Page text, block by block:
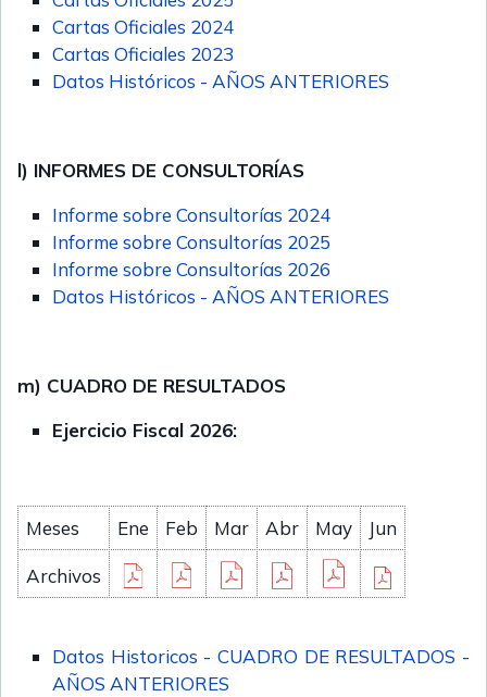
Cartas Oficiales 2024
Cartas Oficiales 2023
Datos Históricos - AÑOS ANTERIORES
l) INFORMES DE CONSULTORÍAS
Informe sobre Consultorías 2024
Informe sobre Consultorías 2025
Informe sobre Consultorías 2026
Datos Históricos - AÑOS ANTERIORES
m) CUADRO DE RESULTADOS
Ejercicio Fiscal 2026:
Meses Ene Feb Mar Abr May Jun
Archivos
Datos Historicos - CUADRO DE RESULTADOS -
AÑOS ANTERIORES